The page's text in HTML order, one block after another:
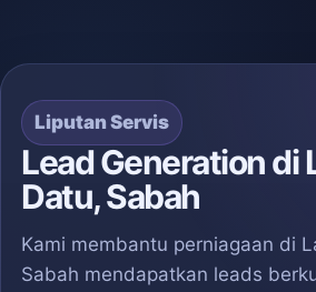
Liputan Servis
Lead Generation di
Datu, Sabah
Kami membantu perniagaan di
Sabah mendapatkan leads